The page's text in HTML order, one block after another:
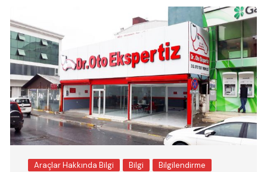
Araçlar Hakkında Bilgi Bilgi
Bilgilendirme